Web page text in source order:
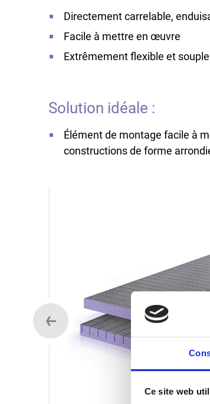
Ce site web
Directement carrelable,
Facile à mettre en œuvre
Extrêmement flexible et souple
Solution idéale :
Élément de montage facile à
constructions de forme